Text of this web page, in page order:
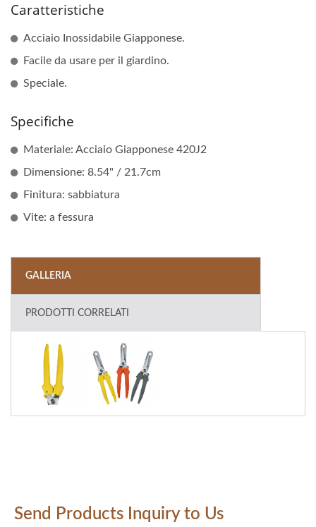
Caratteristiche
Acciaio Inossidabile Giapponese.
Facile da usare per il giardino.
Speciale.
Specifiche
Materiale: Acciaio Giapponese 420J2
Dimensione: 8.54" / 21.7cm
Finitura: sabbiatura
Vite: a fessura
GALLERIA
PRODOTTI CORRELATI